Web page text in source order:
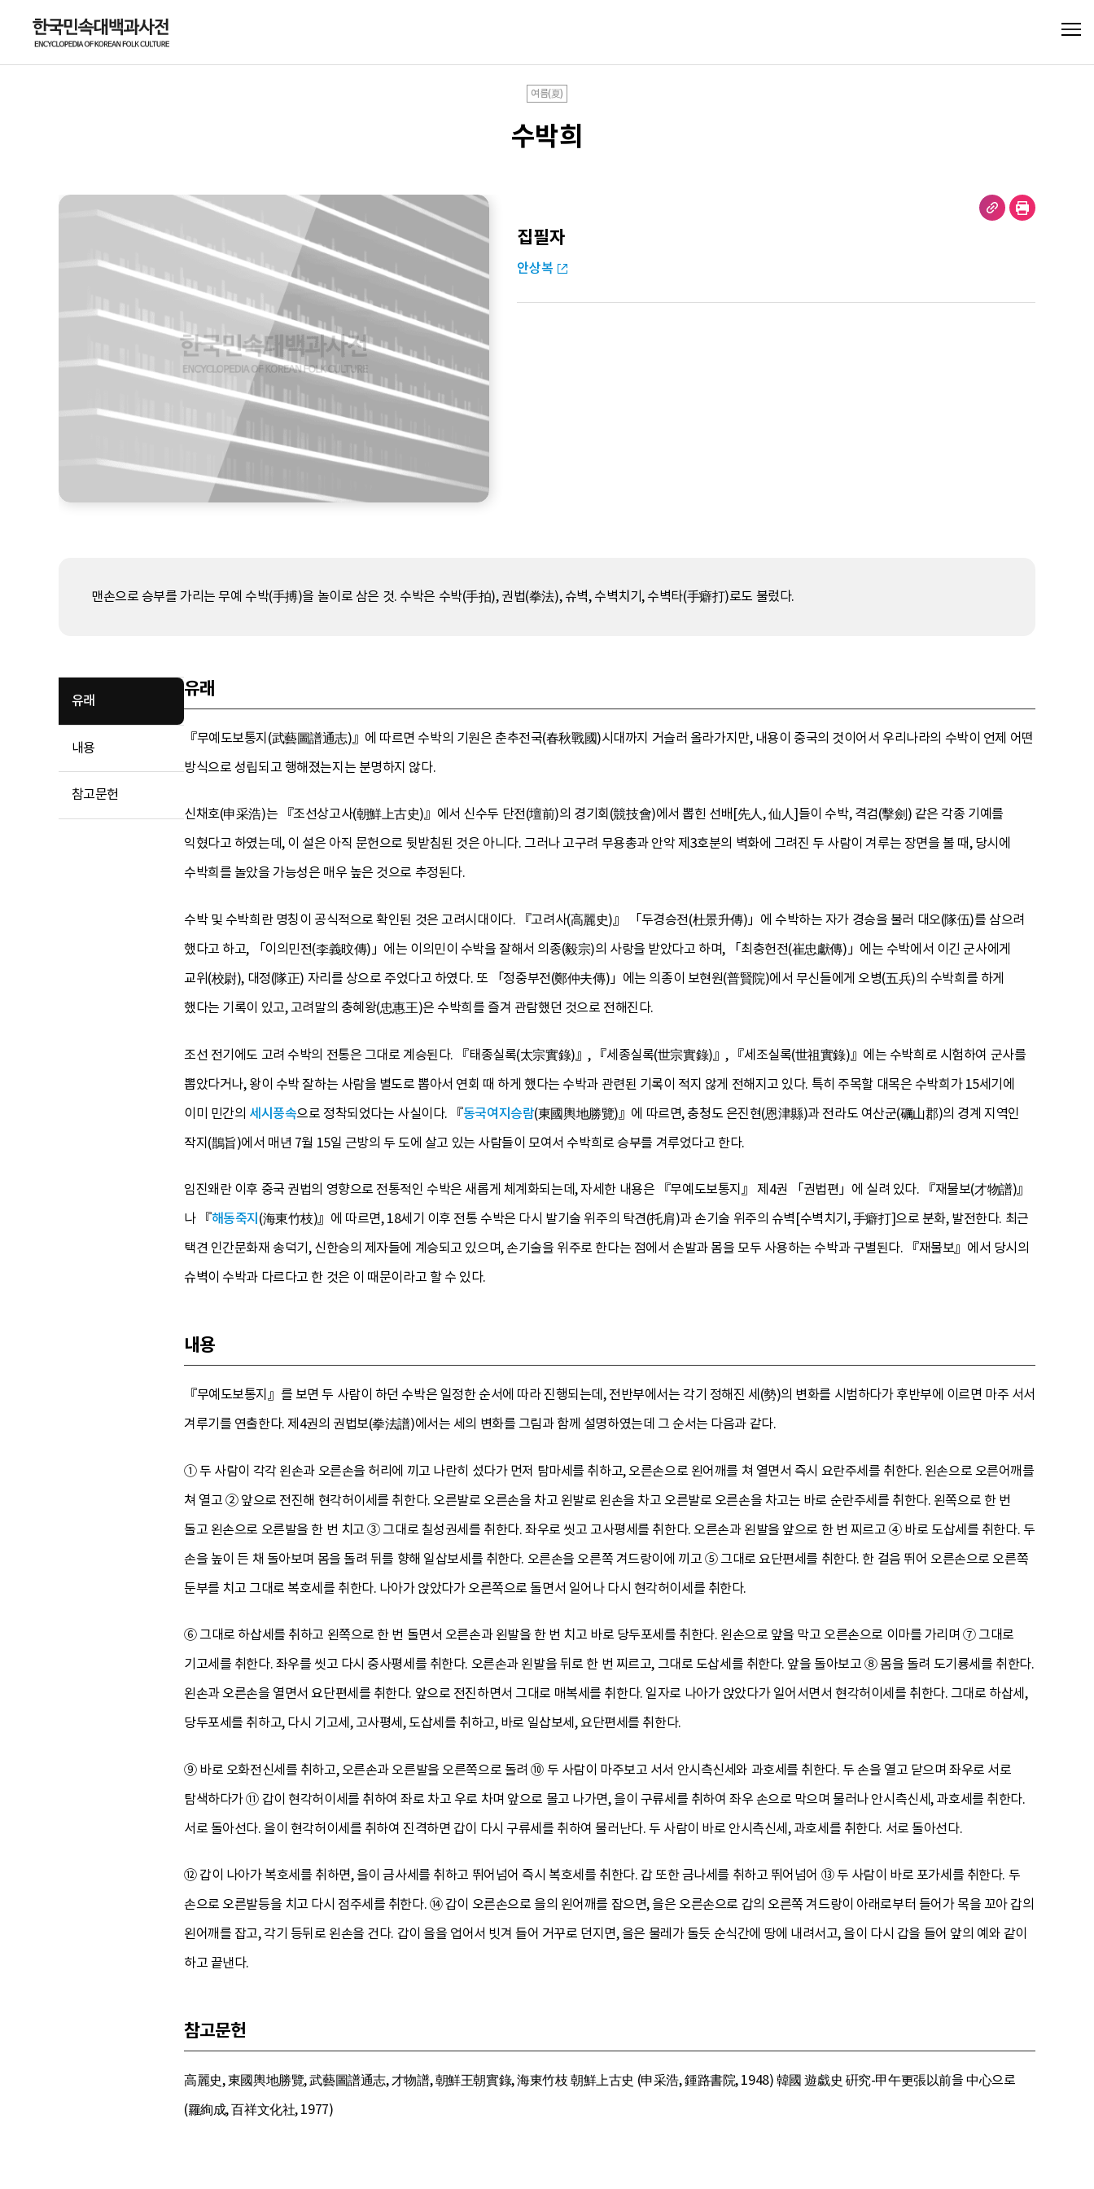
여름(夏)
수박희
집필자
안상복
맨손으로 승부를 가리는 무예 수박(手搏)을 놀이로 삼은 것. 수박은 수박(手拍), 권법(拳法), 슈벽, 수벽치기, 수벽타(手癖打)로도 불렀다.
유래
내용
참고문헌
유래
『무예도보통지(武藝圖譜通志)』에 따르면 수박의 기원은 춘추전국(春秋戰國)시대까지 거슬러 올라가지만, 내용이 중국의 것이어서 우리나라의 수박이 언제 어떤
방식으로 성립되고 행해졌는지는 분명하지 않다.
신채호(申采浩)는 『조선상고사(朝鮮上古史)』에서 신수두 단전(壇前)의 경기회(競技會)에서 뽑힌 선배[先人, 仙人]들이 수박, 격검(擊劍) 같은 각종 기예를
익혔다고 하였는데, 이 설은 아직 문헌으로 뒷받침된 것은 아니다. 그러나 고구려 무용총과 안악 제3호분의 벽화에 그려진 두 사람이 겨루는 장면을 볼 때, 당시에
수박희를 놀았을 가능성은 매우 높은 것으로 추정된다.
수박 및 수박희란 명칭이 공식적으로 확인된 것은 고려시대이다. 『고려사(高麗史)』 「두경승전(杜景升傳)」에 수박하는 자가 경승을 불러 대오(隊伍)를 삼으려
했다고 하고, 「이의민전(李義旼傳)」에는 이의민이 수박을 잘해서 의종(毅宗)의 사랑을 받았다고 하며, 「최충헌전(崔忠獻傳)」에는 수박에서 이긴 군사에게
교위(校尉), 대정(隊正) 자리를 상으로 주었다고 하였다. 또 「정중부전(鄭仲夫傳)」에는 의종이 보현원(普賢院)에서 무신들에게 오병(五兵)의 수박희를 하게
했다는 기록이 있고, 고려말의 충혜왕(忠惠王)은 수박희를 즐겨 관람했던 것으로 전해진다.
조선 전기에도 고려 수박의 전통은 그대로 계승된다. 『태종실록(太宗實錄)』, 『세종실록(世宗實錄)』, 『세조실록(世祖實錄)』에는 수박희로 시험하여 군사를
뽑았다거나, 왕이 수박 잘하는 사람을 별도로 뽑아서 연회 때 하게 했다는 수박과 관련된 기록이 적지 않게 전해지고 있다. 특히 주목할 대목은 수박희가 15세기에
이미 민간의 세시풍속으로 정착되었다는 사실이다. 『동국여지승람(東國輿地勝覽)』에 따르면, 충청도 은진현(恩津縣)과 전라도 여산군(礪山郡)의 경계 지역인
작지(鵲旨)에서 매년 7월 15일 근방의 두 도에 살고 있는 사람들이 모여서 수박희로 승부를 겨루었다고 한다.
임진왜란 이후 중국 권법의 영향으로 전통적인 수박은 새롭게 체계화되는데, 자세한 내용은 『무예도보통지』 제4권 「권법편」에 실려 있다. 『재물보(才物譜)』
나 『해동죽지 (海東竹枝)』에 따르면, 18세기 이후 전통 수박은 다시 발기술 위주의 탁견(托肩)과 손기술 위주의 슈벽[수벽치기, 手癖打]으로 분화, 발전한다. 최근
택견 인간문화재 송덕기, 신한승의 제자들에 계승되고 있으며, 손기술을 위주로 한다는 점에서 손발과 몸을 모두 사용하는 수박과 구별된다. 『재물보』에서 당시의
슈벽이 수박과 다르다고 한 것은 이 때문이라고 할 수 있다.
내용
『무예도보통지』를 보면 두 사람이 하던 수박은 일정한 순서에 따라 진행되는데, 전반부에서는 각기 정해진 세(勢)의 변화를 시범하다가 후반부에 이르면 마주 서서
겨루기를 연출한다. 제4권의 권법보(拳法譜)에서는 세의 변화를 그림과 함께 설명하였는데 그 순서는 다음과 같다.
① 두 사람이 각각 왼손과 오른손을 허리에 끼고 나란히 섰다가 먼저 탐마세를 취하고, 오른손으로 왼어깨를 쳐 열면서 즉시 요란주세를 취한다. 왼손으로 오른어깨를
쳐 열고 ② 앞으로 전진해 현각허이세를 취한다. 오른발로 오른손을 차고 왼발로 왼손을 차고 오른발로 오른손을 차고는 바로 순란주세를 취한다. 왼쪽으로 한 번
돌고 왼손으로 오른발을 한 번 치고 ③ 그대로 칠성권세를 취한다. 좌우로 씻고 고사평세를 취한다. 오른손과 왼발을 앞으로 한 번 찌르고 ④ 바로 도삽세를 취한다. 두
손을 높이 든 채 돌아보며 몸을 돌려 뒤를 향해 일삽보세를 취한다. 오른손을 오른쪽 겨드랑이에 끼고 ⑤ 그대로 요단편세를 취한다. 한 걸음 뛰어 오른손으로 오른쪽
둔부를 치고 그대로 복호세를 취한다. 나아가 앉았다가 오른쪽으로 돌면서 일어나 다시 현각허이세를 취한다.
⑥ 그대로 하삽세를 취하고 왼쪽으로 한 번 돌면서 오른손과 왼발을 한 번 치고 바로 당두포세를 취한다. 왼손으로 앞을 막고 오른손으로 이마를 가리며 ⑦ 그대로
기고세를 취한다. 좌우를 씻고 다시 중사평세를 취한다. 오른손과 왼발을 뒤로 한 번 찌르고, 그대로 도삽세를 취한다. 앞을 돌아보고 ⑧ 몸을 돌려 도기룡세를 취한다.
왼손과 오른손을 열면서 요단편세를 취한다. 앞으로 전진하면서 그대로 매복세를 취한다. 일자로 나아가 앉았다가 일어서면서 현각허이세를 취한다. 그대로 하삽세,
당두포세를 취하고, 다시 기고세, 고사평세, 도삽세를 취하고, 바로 일삽보세, 요단편세를 취한다.
⑨ 바로 오화전신세를 취하고, 오른손과 오른발을 오른쪽으로 돌려 ⑩ 두 사람이 마주보고 서서 안시측신세와 과호세를 취한다. 두 손을 열고 닫으며 좌우로 서로
탐색하다가 ⑪ 갑이 현각허이세를 취하여 좌로 차고 우로 차며 앞으로 몰고 나가면, 을이 구류세를 취하여 좌우 손으로 막으며 물러나 안시측신세, 과호세를 취한다.
서로 돌아선다. 을이 현각허이세를 취하여 진격하면 갑이 다시 구류세를 취하여 물러난다. 두 사람이 바로 안시측신세, 과호세를 취한다. 서로 돌아선다.
⑫ 갑이 나아가 복호세를 취하면, 을이 금사세를 취하고 뛰어넘어 즉시 복호세를 취한다. 갑 또한 금나세를 취하고 뛰어넘어 ⑬ 두 사람이 바로 포가세를 취한다. 두
손으로 오른발등을 치고 다시 점주세를 취한다. ⑭ 갑이 오른손으로 을의 왼어깨를 잡으면, 을은 오른손으로 갑의 오른쪽 겨드랑이 아래로부터 들어가 목을 꼬아 갑의
왼어깨를 잡고, 각기 등뒤로 왼손을 건다. 갑이 을을 업어서 빗겨 들어 거꾸로 던지면, 을은 물레가 돌듯 순식간에 땅에 내려서고, 을이 다시 갑을 들어 앞의 예와 같이
하고 끝낸다.
참고문헌
高麗史, 東國輿地勝覽, 武藝圖譜通志, 才物譜, 朝鮮王朝實錄, 海東竹枝 朝鮮上古史 (申采浩, 鍾路書院, 1948) 韓國 遊戱史 硏究-甲午更張以前을 中心으로
(羅絢成, 百祥文化社, 1977)